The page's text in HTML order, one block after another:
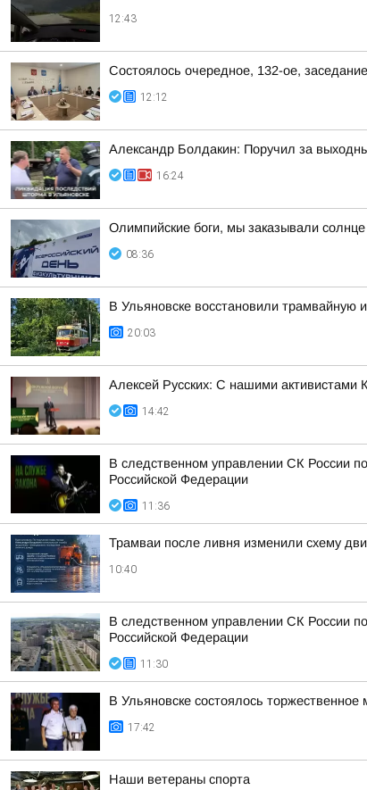
12:43
Состоялось очередное, 132-ое,
12:12
Александр Болдакин: Поручил за
16:24
Олимпийские боги, мы заказывали солнце
08:36
В Ульяновске восстановили трамвайную
20:03
Алексей Русских: С нашими
14:42
В следственном управлении СК России
Российской Федерации
11:36
Трамваи после ливня изменили схему
10:40
В следственном управлении СК России
Российской Федерации
11:30
В Ульяновске состоялось
17:42
Наши ветераны спорта